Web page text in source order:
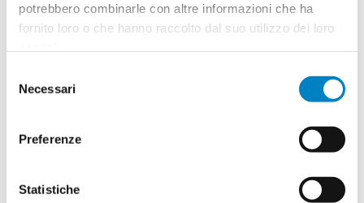
potrebbero combinarle con altre informazioni che ha
fornito loro o che hanno raccolto dal suo utilizzo dei loro
delNecessari
Preferenze
Statistiche
2 Quantità
Vuoi caricare il tuo logo o grafica adesso? Potrai